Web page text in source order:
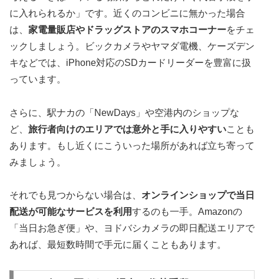
に入れられるか」です。近くのコンビニに無かった場合
は、 家電量販店やドラッグストアのスマホコーナーをチェ
ックしましょう。ビックカメラやヤマダ電機、ケーズデン
キなどでは、iPhone対応のSDカードリーダーを豊富に扱
っています。
さらに、駅ナカの「NewDays」や空港内のショップな
ど、 旅行者向けのエリアでは意外と手に入りやすいことも
あります。もし近くにこういった場所があれば立ち寄って
みましょう。
それでも見つからない場合は、 オンラインショップで当日
配送が可能なサービスを利用するのも一手。Amazonの
「当日お急ぎ便」や、ヨドバシカメラの即日配送エリアで
あれば、最短数時間で手元に届くこともあります。